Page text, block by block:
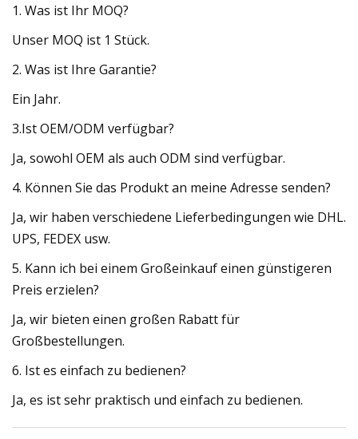
1. Was ist Ihr MOQ?
Unser MOQ ist 1 Stück.
2. Was ist Ihre Garantie?
Ein Jahr.
3.Ist OEM/ODM verfügbar?
Ja, sowohl OEM als auch ODM sind verfügbar.
4. Können Sie das Produkt an meine Adresse senden?
Ja, wir haben verschiedene Lieferbedingungen wie DHL.
UPS, FEDEX usw.
5. Kann ich bei einem Großeinkauf einen günstigeren
Preis erzielen?
Ja, wir bieten einen großen Rabatt für
Großbestellungen.
6. Ist es einfach zu bedienen?
Ja, es ist sehr praktisch und einfach zu bedienen.